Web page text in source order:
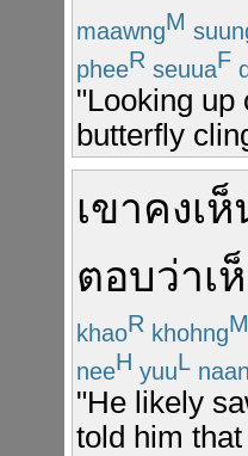
maawngM
pheeR seuuaF
"Looking up
butterfly
เขาคงเ
ตอบว่าเ
khaoR khohngM
neeH yuuL
"He likely
told him